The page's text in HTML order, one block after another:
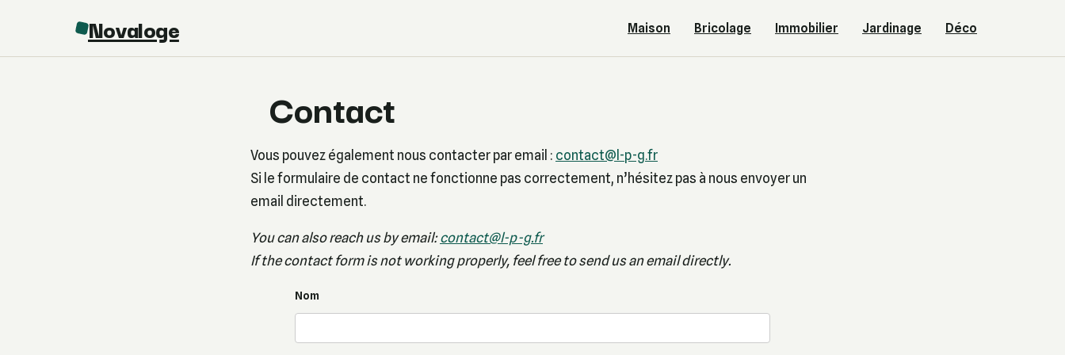
Novaloge Maison Bricolage Immobilier Jardinage Déco
Contact
Vous pouvez également nous contacter par email : contact@l-p-g.fr
Si le formulaire de contact ne fonctionne pas correctement, n’hésitez pas à nous envoyer un
email directement.
You can also reach us by email:contact@l-p-g.fr
If the contact form is not working properly, feel free to send us an email directly.
Nom